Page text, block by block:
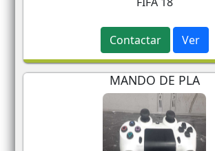
Contactar Ver
MANDO DE PLA